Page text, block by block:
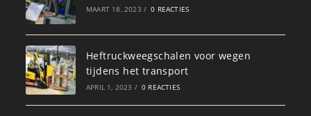
MAART 18, 2023 / 0 REACTIES
Heftruckweegschalen voor wegen
tijdens het transport
APRIL 1, 2023 / 0 REACTIES